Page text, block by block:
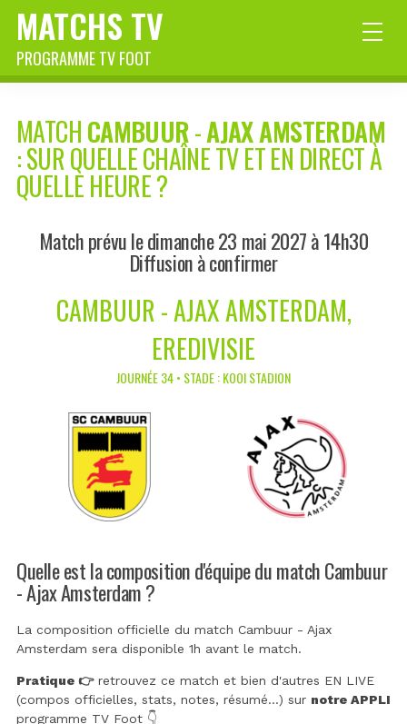
MATCHS TV
PROGRAMME TV FOOT
MATCHCAMBUUR-AJAX AMSTERDAM
: SUR QUELLE CHAÎNE TV ET EN DIRECT À
QUELLE HEURE ?
Match prévu le dimanche 23 mai 2027 à 14h30
Diffusion à confirmer
CAMBUUR - AJAX AMSTERDAM,
EREDIVISIE
JOURNÉE 34 • STADE : KOOI STADION
Quelle est la composition d'équipe du match Cambuur
- Ajax Amsterdam ?
La composition officielle du match Cambuur - Ajax
Amsterdam sera disponible 1h avant le match.
Pratique 👉retrouvez ce match et bien d'autres EN LIVE
(compos officielles, stats, notes, résumé...) sur notre APPLI
programme TV Foot 👇